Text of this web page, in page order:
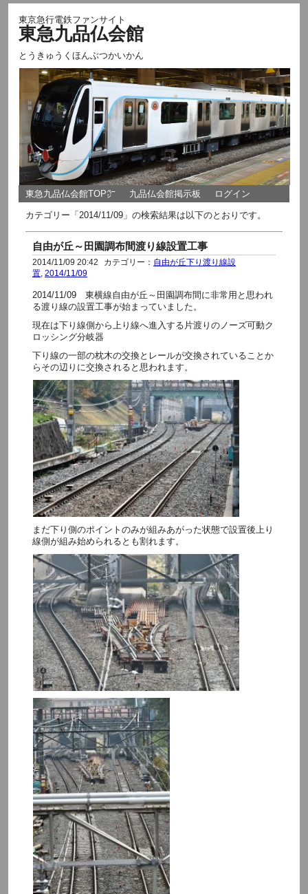
東京急行電鉄ファンサイト
東急九品仏会館
とうきゅうくほんぶつかいかん
東急九品仏会館TOP㌻ 九品仏会館掲示板 ログイン
カテゴリー「2014/11/09」の検索結果は以下のとおりです。
自由が丘～田園調布間渡り線設置工事
2014/11/09 20:42 カテゴリー： 自由が丘下り渡り線設
置, 2014/11/09
2014/11/09 東横線自由が丘～田園調布間に非常用と思われ
る渡り線の設置工事が始まっていました。
現在は下り線側から上り線へ進入する片渡りのノーズ可動ク
ロッシング分岐器
下り線の一部の枕木の交換とレールが交換されていることか
らその辺りに交換されると思われます。
まだ下り側のポイントのみが組みあがった状態で設置後上り
線側が組み始められるとも割れます。